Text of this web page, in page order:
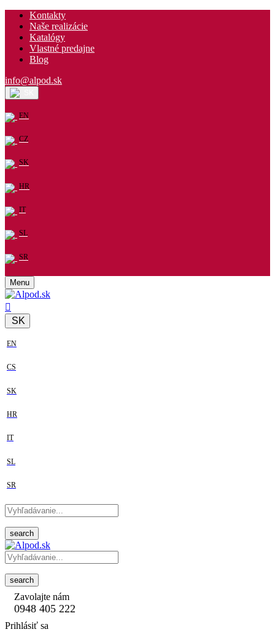
Kontakty
Naše realizácie
Katalógy
Vlastné predajne
Blog
info@alpod.sk
EN
CZ
SK
HR
IT
SL
SR
Menu
SK
EN
CS
SK
HR
IT
SL
SR
search
search
Zavolajte nám
0948 405 222
Prihlásiť sa